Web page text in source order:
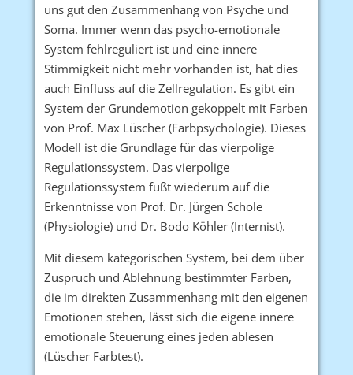
uns gut den Zusammenhang von Psyche und
Soma. Immer wenn das psycho-emotionale
System fehlreguliert ist und eine innere
Stimmigkeit nicht mehr vorhanden ist, hat dies
auch Einfluss auf die Zellregulation. Es gibt ein
System der Grundemotion gekoppelt mit Farben
von Prof. Max Lüscher (Farbpsychologie). Dieses
Modell ist die Grundlage für das vierpolige
Regulationssystem. Das vierpolige
Regulationssystem fußt wiederum auf die
Erkenntnisse von Prof. Dr. Jürgen Schole
(Physiologie) und Dr. Bodo Köhler (Internist).
Mit diesem kategorischen System, bei dem über
Zuspruch und Ablehnung bestimmter Farben,
die im direkten Zusammenhang mit den eigenen
Emotionen stehen, lässt sich die eigene innere
emotionale Steuerung eines jeden ablesen
(Lüscher Farbtest).